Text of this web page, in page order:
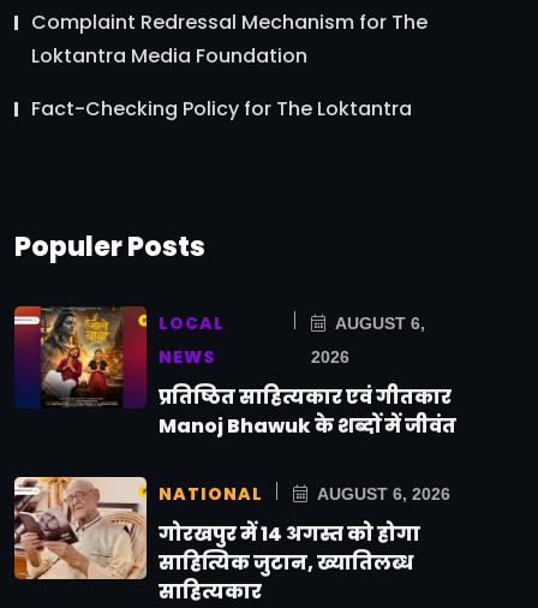
Complaint Redressal Mechanism for The
Loktantra Media Foundation
Fact-Checking Policy for The Loktantra
Populer Posts
LOCAL
NEWS
AUGUST 6,
2026
प्रतिष्ठित साहित्यकार एवं गीतकार
Manoj Bhawuk के शब्दों में जीवंत
NATIONAL AUGUST 6, 2026
गोरखपुर में 14 अगस्त को होगा
साहित्यिक जुटान, ख्यातिलब्ध
साहित्यकार